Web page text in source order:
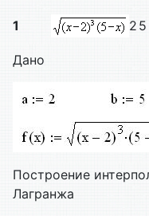
1 2 5
Дано
Построение
Лагранжа